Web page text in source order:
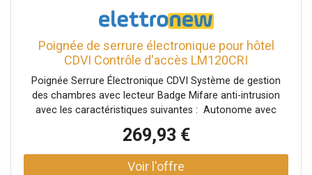
Poignée de serrure électronique pour hôtel
CDVI Contrôle d'accès LM120CRI
Poignée Serrure Électronique CDVI Système de gestion
des chambres avec lecteur Badge Mifare anti-intrusion
avec les caractéristiques suivantes : Autonome avec
ouvertures Signalisation de la batterie à remplacer Lecture
du badge : numéro de chambre, numéro d'étage, date et
heure d'entrée et de sortie. Jusqu'à 5 badges
269,93 €